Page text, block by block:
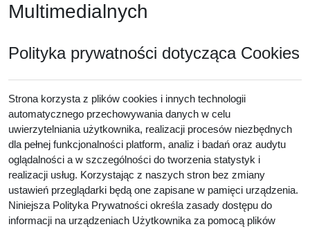
Multimedialnych
Polityka prywatności dotycząca Cookies
Strona korzysta z plików cookies i innych technologii
automatycznego przechowywania danych w celu
uwierzytelniania użytkownika, realizacji procesów niezbędnych
dla pełnej funkcjonalności platform, analiz i badań oraz audytu
oglądalności a w szczególności do tworzenia statystyk i
realizacji usług. Korzystając z naszych stron bez zmiany
ustawień przeglądarki będą one zapisane w pamięci urządzenia.
Niniejsza Polityka Prywatności określa zasady dostępu do
informacji na urządzeniach Użytkownika za pomocą plików